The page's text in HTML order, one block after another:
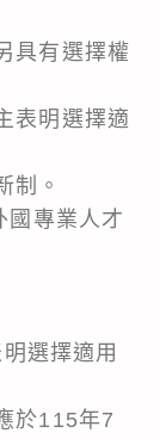
具有選擇權
表明選擇適
制。
國專業人才
選擇適用
於115年7